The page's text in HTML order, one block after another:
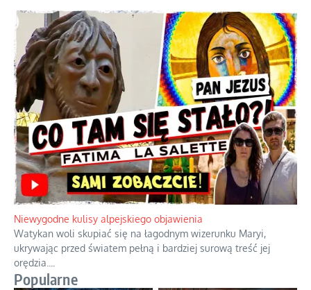
Niewygodne kulisy alpejskiego objawienia
Watykan woli skupiać się na łagodnym wizerunku Maryi,
ukrywając przed światem pełną i bardziej surową treść jej
orędzia.
Popularne